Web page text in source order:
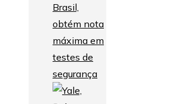
Brasil,
obtém nota
máxima em
testes de
segurança